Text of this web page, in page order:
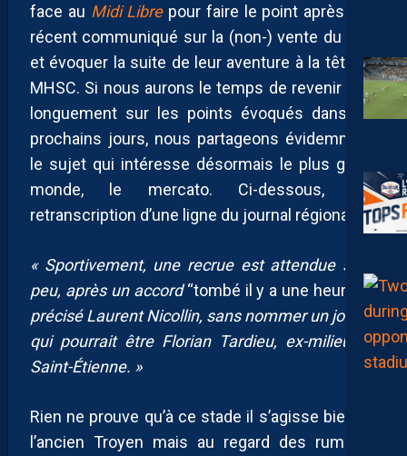
face au Midi Librepour faire le point après leur
récent communiqué sur la (non-) vente du club
et évoquer la suite de leur aventure à la tête du
MHSC. Si nous aurons le temps de revenir plus
longuement sur les points évoqués dans les
prochains jours, nous partageons évidemment
le sujet qui intéresse désormais le plus grand
monde, le mercato. Ci-dessous, une
retranscription d’une ligne du journal régional :
« Sportivement, une recrue est attendue sous
peu, après un accord“tombé il y a une heure”,a
précisé Laurent Nicollin, sans nommer un joueur
qui pourrait être Florian Tardieu, ex-milieu de
Saint-Étienne. »
Rien ne prouve qu’à ce stade il s’agisse bien de
l’ancien Troyen mais au regard des rumeurs